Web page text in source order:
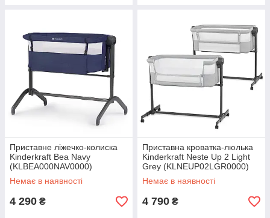
Приставне ліжечко-колиска
Kinderkraft Bea Navy
(KLBEA000NAV0000)
Немає в наявності
4 290 ₴
Приставна кроватка-люлька
Kinderkraft Neste Up 2 Light
Grey (KLNEUP02LGR0000)
Немає в наявності
4 790 ₴